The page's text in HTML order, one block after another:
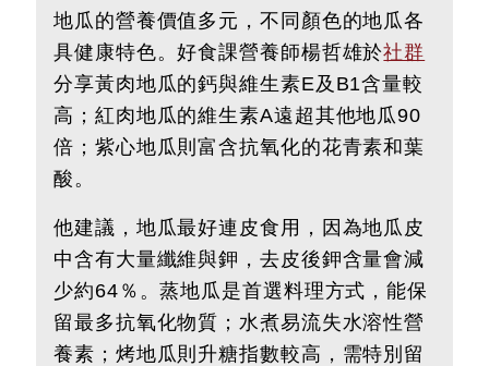
地瓜的營養價值多元，不同顏色的地瓜各
具健康特色。好食課營養師楊哲雄於社群
分享黃肉地瓜的鈣與維生素E及B1含量較
高；紅肉地瓜的維生素A遠超其他地瓜90
倍；紫心地瓜則富含抗氧化的花青素和葉
酸。
他建議，地瓜最好連皮食用，因為地瓜皮
中含有大量纖維與鉀，去皮後鉀含量會減
少約64％。蒸地瓜是首選料理方式，能保
留最多抗氧化物質；水煮易流失水溶性營
養素；烤地瓜則升糖指數較高，需特別留